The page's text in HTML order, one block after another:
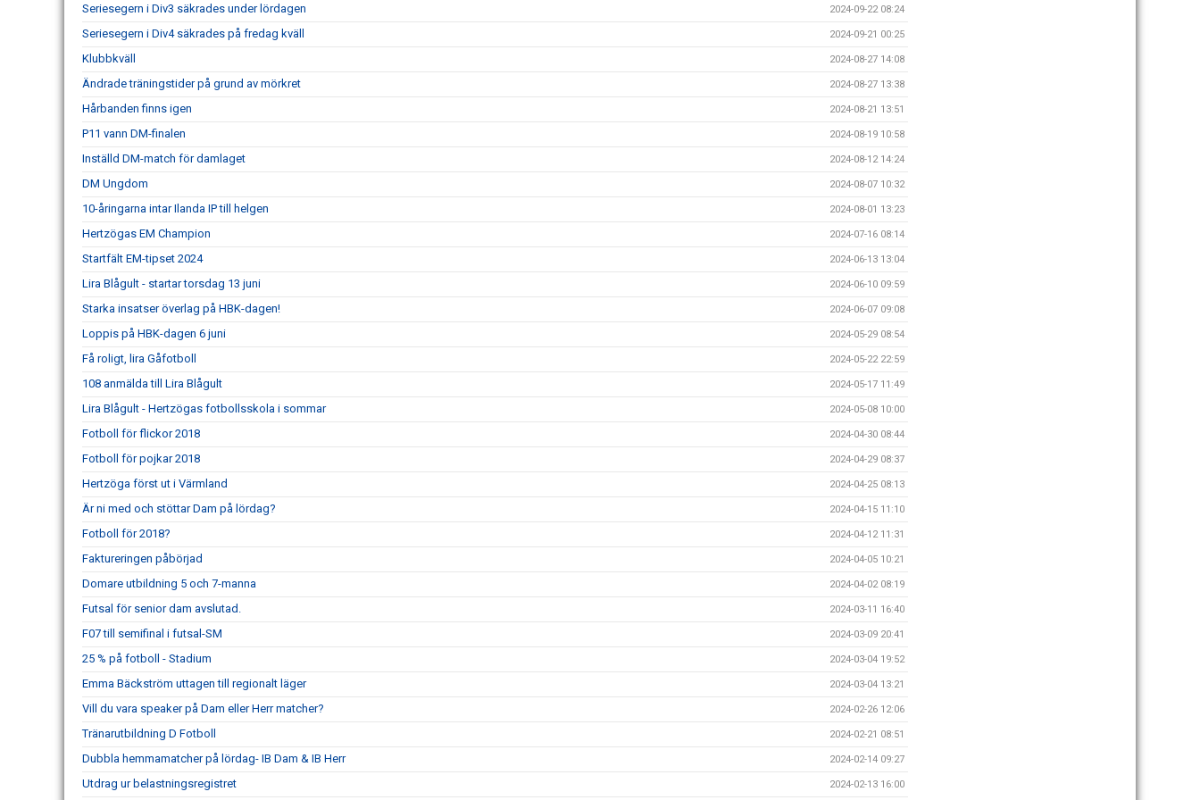
Seriesegern i Div3 säkrades under lördagen 2024-09-22 08:24
Seriesegern i Div4 säkrades på fredag kväll 2024-09-21 00:25
Klubbkväll 2024-08-27 14:08
Ändrade träningstider på grund av mörkret 2024-08-27 13:38
Hårbanden finns igen 2024-08-21 13:51
P11 vann DM-finalen 2024-08-19 10:58
Inställd DM-match för damlaget 2024-08-12 14:24
DM Ungdom 2024-08-07 10:32
10-åringarna intar Ilanda IP till helgen 2024-08-01 13:23
Hertzögas EM Champion 2024-07-16 08:14
Startfält EM-tipset 2024 2024-06-13 13:04
Lira Blågult - startar torsdag 13 juni 2024-06-10 09:59
Starka insatser överlag på HBK-dagen! 2024-06-07 09:08
Loppis på HBK-dagen 6 juni 2024-05-29 08:54
Få roligt, lira Gåfotboll 2024-05-22 22:59
108 anmälda till Lira Blågult 2024-05-17 11:49
Lira Blågult - Hertzögas fotbollsskola i sommar 2024-05-08 10:00
Fotboll för flickor 2018 2024-04-30 08:44
Fotboll för pojkar 2018 2024-04-29 08:37
Hertzöga först ut i Värmland 2024-04-25 08:13
Är ni med och stöttar Dam på lördag? 2024-04-15 11:10
Fotboll för 2018? 2024-04-12 11:31
Faktureringen påbörjad 2024-04-05 10:21
Domare utbildning 5 och 7-manna 2024-04-02 08:19
Futsal för senior dam avslutad. 2024-03-11 16:40
F07 till semifinal i futsal-SM 2024-03-09 20:41
25 % på fotboll - Stadium 2024-03-04 19:52
Emma Bäckström uttagen till regionalt läger 2024-03-04 13:21
Vill du vara speaker på Dam eller Herr matcher? 2024-02-26 12:06
Tränarutbildning D Fotboll 2024-02-21 08:51
Dubbla hemmamatcher på lördag- IB Dam & IB Herr 2024-02-14 09:27
Utdrag ur belastningsregistret 2024-02-13 16:00